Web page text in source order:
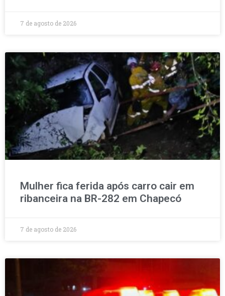
7 de agosto de 2026
Mulher fica ferida após carro cair em
ribanceira na BR-282 em Chapecó
7 de agosto de 2026